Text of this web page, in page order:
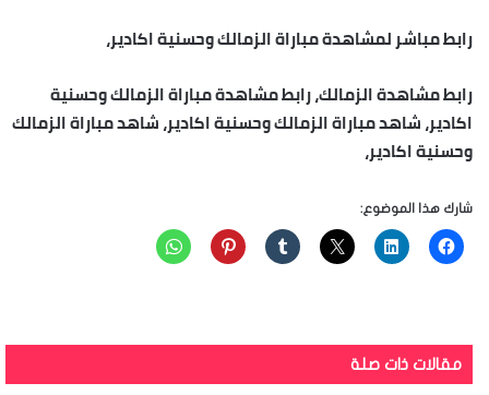
رابط مباشر لمشاهدة مباراة الزمالك وحسنية اكادير،
رابط مشاهدة الزمالك، رابط مشاهدة مباراة الزمالك وحسنية
اكادير، شاهد مباراة الزمالك وحسنية اكادير، شاهد مباراة الزمالك
وحسنية اكادير،
شارك هذا الموضوع:
مقالات ذات صلة